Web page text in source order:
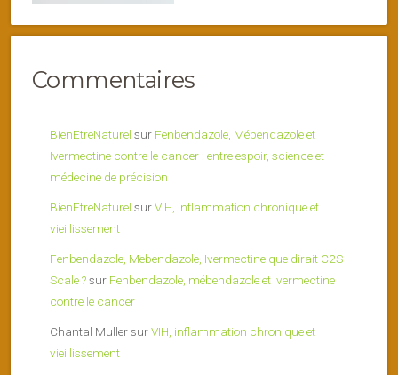
Commentaires
BienEtreNaturel sur Fenbendazole, Mébendazole et
Ivermectine contre le cancer : entre espoir, science et
médecine de précision
BienEtreNaturel surVIH, inflammation chronique et
vieillissement
Fenbendazole, Mebendazole, Ivermectine que dirait C2S-
Scale ?sur Fenbendazole, mébendazole et ivermectine
contre le cancer
Chantal MullersurVIH, inflammation chronique et
vieillissement